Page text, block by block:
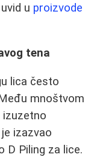
u proizvode
tena
lica često
mnoštvom
izuzetno
izazvao
D Piling za lice.